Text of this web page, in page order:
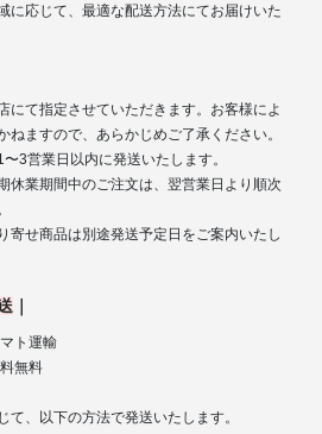
に応じて、最適な配送方法にてお届けいた
にて指定させていただきます。お客様によ
ねますので、あらかじめご了承ください。
3営業日以内に発送いたします。
休業期間中のご注文は、翌営業日より順次
寄せ商品は別途発送予定日をご案内いたし
ト運輸
無料
て、以下の方法で発送いたします。